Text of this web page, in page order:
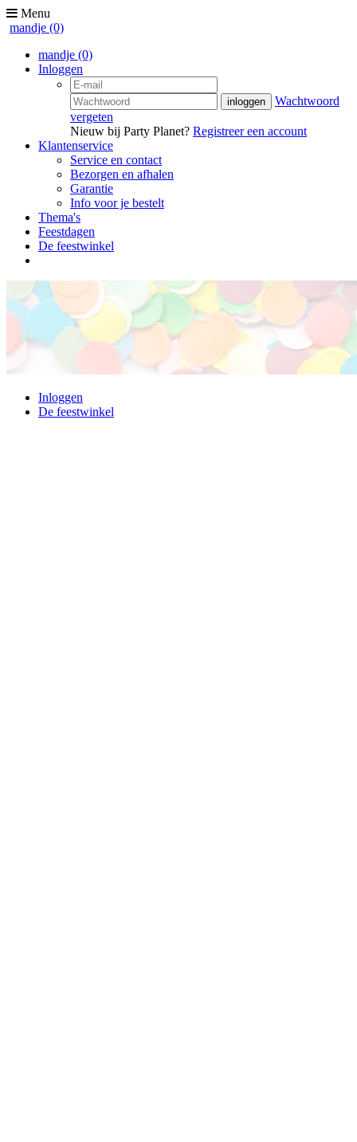
Menu
mandje (0)
mandje (0)
Inloggen
Wachtwoord
vergeten
Nieuw bij Party Planet? Registreer een account
Klantenservice
Service en contact
Bezorgen en afhalen
Garantie
Info voor je bestelt
Thema's
Feestdagen
De feestwinkel
Inloggen
De feestwinkel